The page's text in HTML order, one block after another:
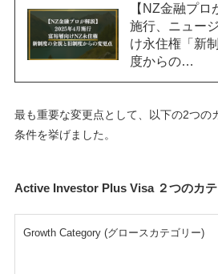
【NZ金融プ
施行、ニュー
け永住権「新
度からの…
最も重要な変更点として、以下の2つの
条件を挙げました。
Active Investor Plus Visa２つのカ
Growth Category (グロースカテゴリー)